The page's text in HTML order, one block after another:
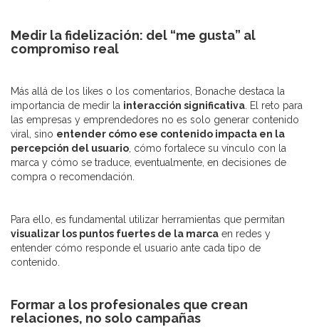
Medir la fidelización: del “me gusta” al
compromiso real
Más allá de los likes o los comentarios, Bonache destaca la
importancia de medir la interacción significativa . El reto para
las empresas y emprendedores no es solo generar contenido
viral, sino entender cómo ese contenido impacta en la
percepción del usuario , cómo fortalece su vínculo con la
marca y cómo se traduce, eventualmente, en decisiones de
compra o recomendación.
Para ello, es fundamental utilizar herramientas que permitan
visualizar los puntos fuertes de la marca en redes y
entender cómo responde el usuario ante cada tipo de
contenido.
Formar a los profesionales que crean
relaciones, no solo campañas